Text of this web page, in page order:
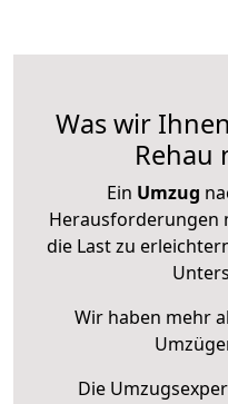
Was wir
Rehau
Ein Umzug
Herausforderungen
die Last zu
Wir haben mehr
Die